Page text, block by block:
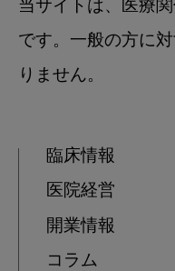
当サイトは、医療
です。一般の方に
りません。
臨床情報
医院経営
開業情報
コラム